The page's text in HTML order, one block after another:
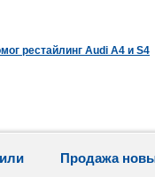
рестайлинг Audi A4 и S4
Продажа